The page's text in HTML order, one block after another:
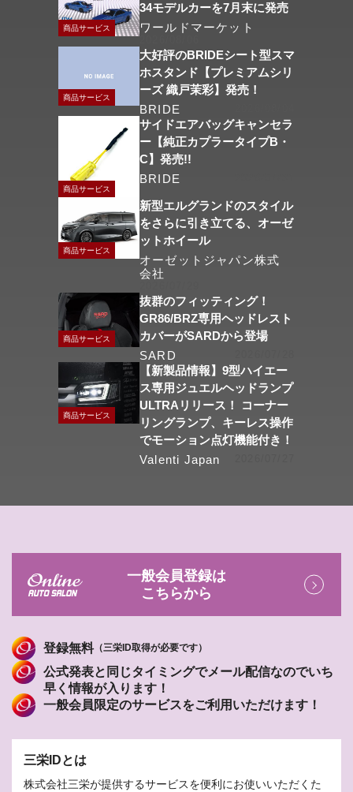
商品サービス
34モデルカーを7月末に発売
ワールドマーケット
商品サービス
大好評のBRIDEシート型スマ
ホスタンド【プレミアムシリ
ーズ 織戸茉彩】発売！
BRIDE
商品サービス
サイドエアバッグキャンセラ
ー【純正カプラータイプB・
C】発売!!
BRIDE
商品サービス
新型エルグランドのスタイル
をさらに引き立てる、オーゼ
ットホイール
オーゼットジャパン株式
会社
商品サービス
抜群のフィッティング！
GR86/BRZ専用ヘッドレスト
カバーがSARDから登場
SARD
商品サービス
【新製品情報】9型ハイエー
ス専用ジュエルヘッドランプ
ULTRAリリース！ コーナー
リングランプ、キーレス操作
でモーション点灯機能付き！
Valenti Japan
一般会員登録は
こちらから
登録無料（三栄ID取得が必要です）
公式発表と同じタイミングでメール配信なのでいち
早く情報が入ります！
一般会員限定のサービスをご利用いただけます！
三栄IDとは
株式会社三栄が提供するサービスを便利にお使いいただくた